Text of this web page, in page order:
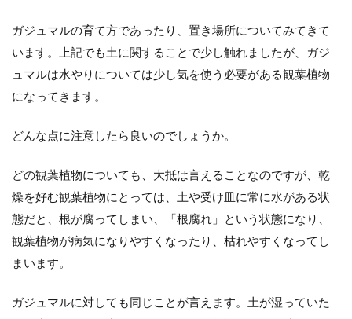
観葉植物のコンシンネの挿し木のや
観葉植物の中でも、ドラセナのコンシンネ
の高い植物です。 ま...
観葉植物を室内のインテリアとして
観葉植物を室内に置くならインテリアとして
ガジュマルの育て方であったり、置き場所についてみてきて
います。上記でも土に関することで少し触れましたが、ガジ
ュマルは水やりについては少し気を使う必要がある観葉植物
になってきます。
どんな点に注意したら良いのでしょうか。
どの観葉植物についても、大抵は言えることなのですが、乾
燥を好む観葉植物にとっては、土や受け皿に常に水がある状
態だと、根が腐ってしまい、「根腐れ」という状態になり、
観葉植物が病気になりやすくなったり、枯れやすくなってし
まいます。
ガジュマルに対しても同じことが言えます。土が湿っていた